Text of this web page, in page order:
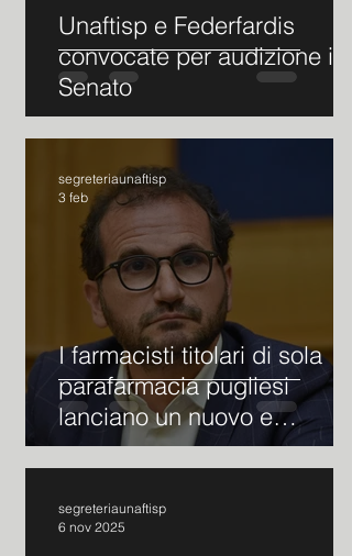
Unaftisp e Federfardis
convocate per audizione in
Senato
I farmacisti titolari di sola
parafarmacia pugliesi
lanciano un nuovo e
accorato SOS al loro collega
regionale e sottosegretario
alla Salute, Marcello
Gemmato.
segreteriaunaftisp
3 feb
segreteriaunaftisp
6 nov 2025